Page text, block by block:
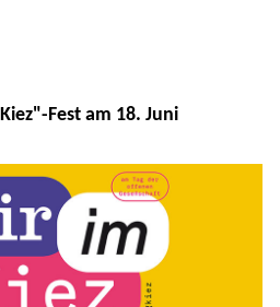
Fest am 18. Juni